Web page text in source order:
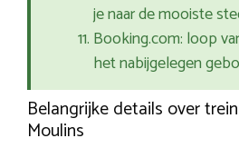
je naar de mooiste
Booking.com: loop
het nabijgelegen
Belangrijke details over
Moulins